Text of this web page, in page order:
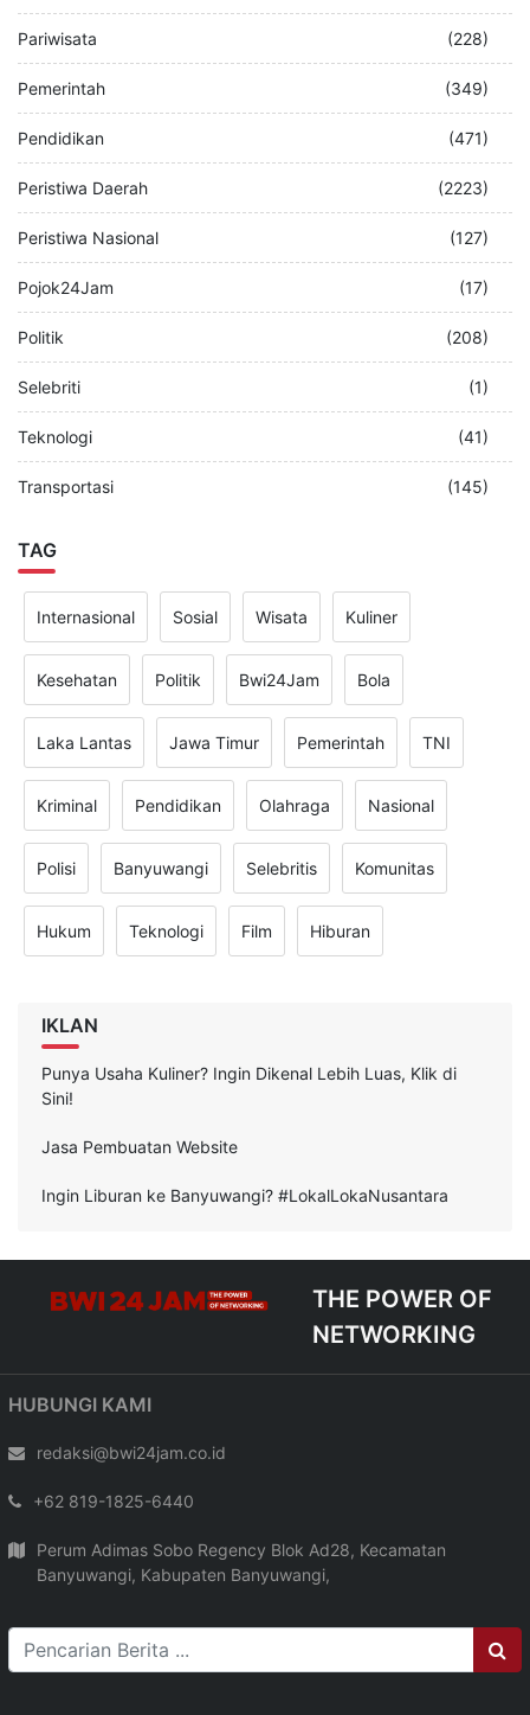
Pariwisata (228)
Pemerintah (349)
Pendidikan (471)
Peristiwa Daerah (2223)
Peristiwa Nasional (127)
Pojok24Jam (17)
Politik (208)
Selebriti (1)
Teknologi (41)
Transportasi (145)
TAG
Internasional Sosial Wisata Kuliner
Kesehatan Politik Bwi24Jam Bola
Laka Lantas Jawa Timur Pemerintah TNI
Kriminal Pendidikan Olahraga Nasional
Polisi Banyuwangi Selebritis Komunitas
Hukum Teknologi Film Hiburan
IKLAN
Punya Usaha Kuliner? Ingin Dikenal Lebih Luas, Klik di
Sini!
Jasa Pembuatan Website
Ingin Liburan ke Banyuwangi? #LokalLokaNusantara
THE POWER OF
NETWORKING
HUBUNGI KAMI
redaksi@bwi24jam.co.id
+62 819-1825-6440
Perum Adimas Sobo Regency Blok Ad28, Kecamatan
Banyuwangi, Kabupaten Banyuwangi,